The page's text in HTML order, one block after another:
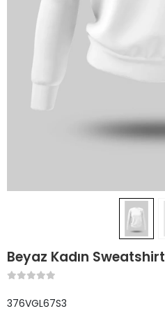
Beyaz Kadın Sweatshirt
376VGL67S3